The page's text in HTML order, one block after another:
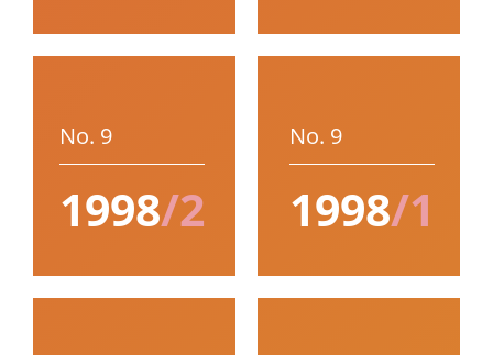
No. 9
1998/2
No. 9
1998/1